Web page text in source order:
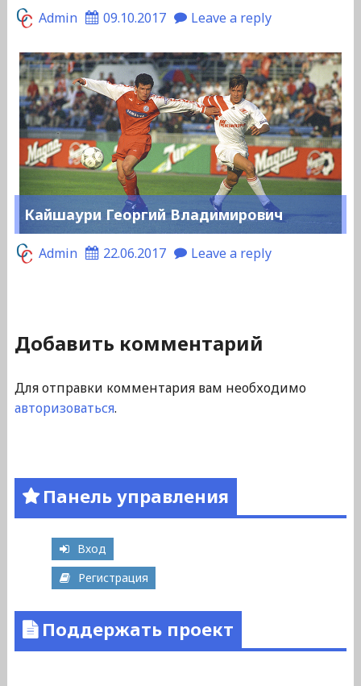
Admin 09.10.2017 Leave a reply
Кайшаури Георгий Владимирович
Admin 22.06.2017 Leave a reply
Добавить комментарий
Для отправки комментария вам необходимо
авторизоваться.
Панель управления
Вход
Регистрация
Поддержать проект